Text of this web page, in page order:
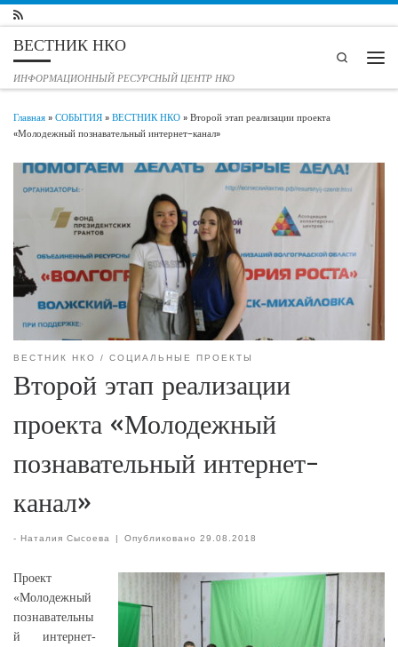
Перейти к содержимому
ВЕСТНИК НКО
ИНФОРМАЦИОННЫЙ РЕСУРСНЫЙ ЦЕНТР НКО
Search
Главная»СОБЫТИЯ»ВЕСТНИК НКО»Второй этап реализации проекта
«Молодежный познавательный интернет-канал»
ВЕСТНИК НКО СОЦИАЛЬНЫЕ ПРОЕКТЫ
Второй этап реализации
проекта «Молодежный
познавательный интернет-
канал»
- Наталия Сысоева | Опубликовано29.08.2018
Проект
«Молодежный
познавательны
й интернет-